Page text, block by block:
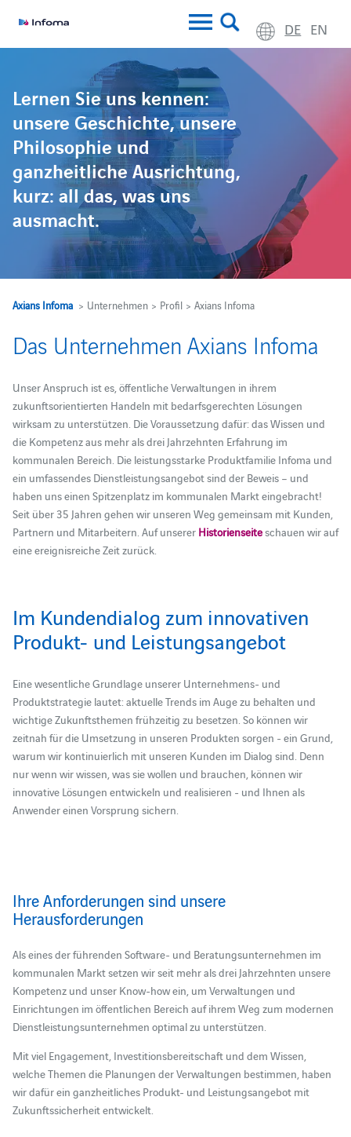
DE EN
Lernen Sie uns kennen:
unsere Geschichte, unsere
Philosophie und
ganzheitliche Ausrichtung,
kurz: all das, was uns
ausmacht.
Axians Infoma> Unternehmen > Profil > Axians Infoma
Das Unternehmen Axians Infoma
Unser Anspruch ist es, öffentliche Verwaltungen in ihrem
zukunftsorientierten Handeln mit bedarfsgerechten Lösungen
wirksam zu unterstützen. Die Voraussetzung dafür: das Wissen und
die Kompetenz aus mehr als drei Jahrzehnten Erfahrung im
kommunalen Bereich. Die leistungsstarke Produktfamilie Infoma und
ein umfassendes Dienstleistungsangebot sind der Beweis – und
haben uns einen Spitzenplatz im kommunalen Markt eingebracht!
Seit über 35 Jahren gehen wir unseren Weg gemeinsam mit Kunden,
Partnern und Mitarbeitern. Auf unserer Historienseiteschauen wir auf
eine ereignisreiche Zeit zurück.
Im Kundendialog zum innovativen
Produkt- und Leistungsangebot
Eine wesentliche Grundlage unserer Unternehmens- und
Produktstrategie lautet: aktuelle Trends im Auge zu behalten und
wichtige Zukunftsthemen frühzeitig zu besetzen. So können wir
zeitnah für die Umsetzung in unseren Produkten sorgen - ein Grund,
warum wir kontinuierlich mit unseren Kunden im Dialog sind. Denn
nur wenn wir wissen, was sie wollen und brauchen, können wir
innovative Lösungen entwickeln und realisieren - und Ihnen als
Anwender einen Vorsprung sichern.
Ihre Anforderungen sind unsere
Herausforderungen
Als eines der führenden Software- und Beratungsunternehmen im
kommunalen Markt setzen wir seit mehr als drei Jahrzehnten unsere
Kompetenz und unser Know-how ein, um Verwaltungen und
Einrichtungen im öffentlichen Bereich auf ihrem Weg zum modernen
Dienstleistungsunternehmen optimal zu unterstützen.
Mit viel Engagement, Investitionsbereitschaft und dem Wissen,
welche Themen die Planungen der Verwaltungen bestimmen, haben
wir dafür ein ganzheitliches Produkt- und Leistungsangebot mit
Zukunftssicherheit entwickelt.